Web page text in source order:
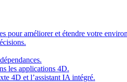
pour améliorer et étendre votre
les applications 4D.
4D et l’assistant IA intégré.